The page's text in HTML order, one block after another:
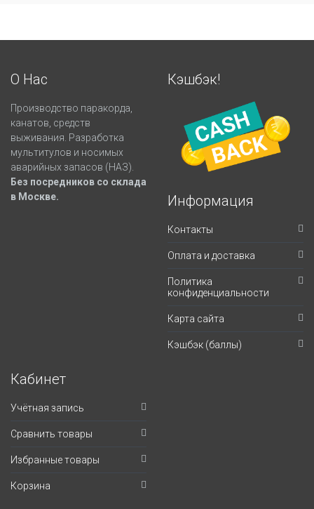
О Нас
Производство паракорда,
канатов, средств
выживания. Разработка
мультитулов и носимых
аварийных запасов (НАЗ).
Без посредников со склада
в Москве.
Кэшбэк!
Информация
Контакты
Оплата и доставка
Политика
конфиденциальности
Карта сайта
Кэшбэк (баллы)
Кабинет
Учётная запись
Сравнить товары
Избранные товары
Корзина